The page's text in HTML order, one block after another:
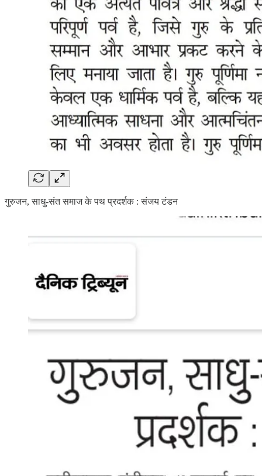
गुरुजन, साधु-संत समाज के पथ प्रदर्शक : संजय टंडन